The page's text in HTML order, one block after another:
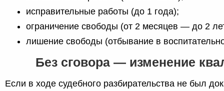
исправительные работы (до 1 года);
ограничение свободы (от 2 месяцев — до 2
лишение свободы (отбывание в
Без сговора — изменение
Если в ходе судебного разбирательства не был